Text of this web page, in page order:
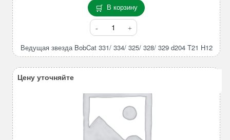
В корзину
Количество
товара
Ведущая
звезда
BobCat
325/
329
d204
Ведущая звезда BobCat 331/ 334/ 325/ 328/ 329 d204 T21 H12
Цену уточняйте